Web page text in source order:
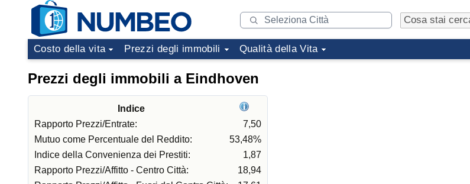
Costo della vita Prezzi degli immobili Qualità della Vita
Prezzi degli immobili a Eindhoven
Indice
Rapporto Prezzi/Entrate:
7,50
Mutuo come Percentuale del Reddito:
53,48%
Indice della Convenienza dei Prestiti:
1,87
Rapporto Prezzi/Affitto - Centro Città:
18,94